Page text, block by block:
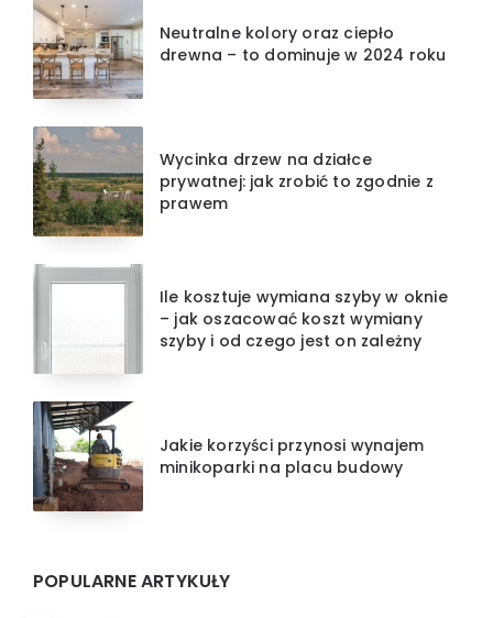
Neutralne kolory oraz ciepło
drewna – to dominuje w 2024 roku
Wycinka drzew na działce
prywatnej: jak zrobić to zgodnie z
prawem
Ile kosztuje wymiana szyby w oknie
– jak oszacować koszt wymiany
szyby i od czego jest on zależny
Jakie korzyści przynosi wynajem
minikoparki na placu budowy
POPULARNE ARTYKUŁY